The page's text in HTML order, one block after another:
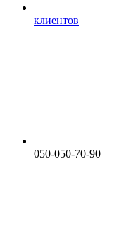
клиентов
050-050-70-90